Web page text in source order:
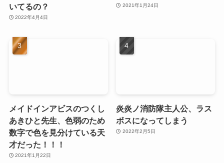
いてるの？
2022年4月4日
2021年1月24日
メイドインアビスのつくし
あきひと先生、色弱のため
数字で色を見分けている天
才だった！！！
2021年1月22日
炎炎ノ消防隊主人公、ラス
ボスになってしまう
2022年2月5日